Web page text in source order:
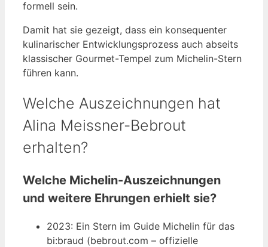
formell sein.
Damit hat sie gezeigt, dass ein konsequenter
kulinarischer Entwicklungsprozess auch abseits
klassischer Gourmet-Tempel zum Michelin-Stern
führen kann.
Welche Auszeichnungen hat
Alina Meissner-Bebrout
erhalten?
Welche Michelin-Auszeichnungen
und weitere Ehrungen erhielt sie?
2023: Ein Stern im Guide Michelin für das
bi:braud (bebrout.com – offizielle